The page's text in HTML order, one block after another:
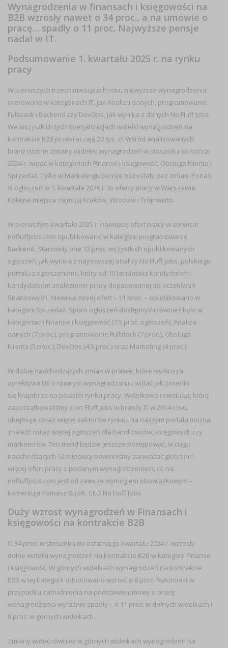
Wynagrodzenia w finansach i księgowości na
B2B wzrosły nawet o 34 proc., a na umowie o
pracę… spadły o 11 proc. Najwyższe pensje
nadal w IT.
Podsumowanie 1. kwartału 2025 r. na rynku
pracy
W pierwszych trzech miesiącach roku najwyższe wynagrodzenia
oferowano w kategoriach IT, jak Analiza danych, programowanie
Fullstack i Backend czy DevOps, jak wynika z danych No Fluff Jobs.
We wszystkich tych specjalizacjach widełki wynagrodzeń na
kontrakcie B2B przekraczają 20 tys. zł. Wśród analizowanych
branż istotne zmiany widełek wynagrodzeń w stosunku do końca
2024 r. widać w kategoriach Finanse i księgowość, Obsługa klienta i
Sprzedaż. Tylko w Marketingu pensje pozostały bez zmian. Ponad
¼ ogłoszeń w 1. kwartale 2025 r. to oferty pracy w Warszawie.
Kolejne miejsca zajmują Kraków, Wrocław i Trójmiasto.
W pierwszym kwartale 2025 r. najwięcej ofert pracy w serwisie
nofluffjobs.com opublikowano w kategorii programowanie
Backend. Stanowiły one 13 proc. wszystkich opublikowanych
ogłoszeń, jak wynika z najnowszej analizy No Fluff Jobs, polskiego
portalu z ogłoszeniami, który od 10 lat ułatwia kandydatom i
kandydatkom znalezienie pracy dopasowanej do oczekiwań
finansowych. Niewiele mniej ofert – 11 proc. – opublikowano w
kategorii Sprzedaż. Sporo ogłoszeń dostępnych również było w
kategoriach Finanse i księgowość (7,5 proc. ogłoszeń), Analiza
danych (7 proc.), programowanie Fullstack (7 proc.), Obsługa
klienta (5 proc.), DevOps (4,5 proc.) oraz Marketing (4 proc.).
W dobie nadchodzących zmian w prawie, które wymusza
dyrektywa UE o równym wynagradzaniu, widać jak zmienia
się krajobraz na polskim rynku pracy. Widełkowa rewolucja, którą
zapoczątkowaliśmy z No Fluff Jobs w branży IT w 2014 roku,
obejmuje coraz więcej sektorów rynku i na naszym portalu można
znaleźć coraz więcej ogłoszeń dla handlowców, księgowych czy
marketerów. Ten trend będzie jeszcze postępować, w ciągu
nadchodzących 12 miesięcy powinniśmy zauważać globalnie
więcej ofert pracy z podanym wynagrodzeniem, co na
nofluffjobs.com jest od zawsze wymogiem obowiązkowym –
komentuje Tomasz Bujok, CEO No Fluff Jobs.
Duży wzrost wynagrodzeń w Finansach i
księgowości na kontrakcie B2B
O 34 proc. w stosunku do ostatniego kwartału 2024 r. wzrosły
dolne widełki wynagrodzeń na kontrakcie B2B w kategorii Finanse
i księgowość. W górnych widełkach wynagrodzeń na kontrakcie
B2B w tej kategorii odnotowano wzrost o 8 proc. Natomiast w
przypadku zatrudnienia na podstawie umowy o pracę
wynagrodzenia wyraźnie spadły – o 11 proc. w dolnych widełkach i
8 proc. w górnych widełkach.
Zmiany widać również w górnych widełkach wynagrodzeń na